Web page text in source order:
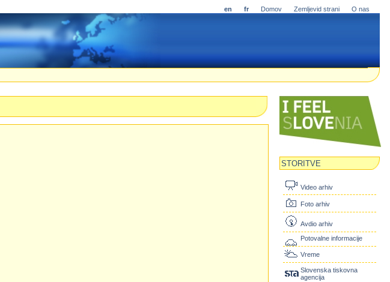
en fr Domov Zemljevid strani O nas
STORITVE
Video arhiv
Foto arhiv
Avdio arhiv
Potovalne informacije
Vreme
Slovenska tiskovna
agencija